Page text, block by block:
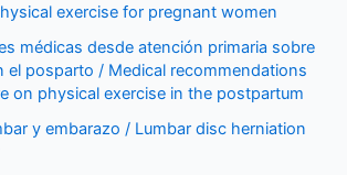
exercise for pregnant women
médicas desde atención primaria sobre
el posparto / Medical recommendations
on physical exercise in the postpartum
y embarazo / Lumbar disc herniation